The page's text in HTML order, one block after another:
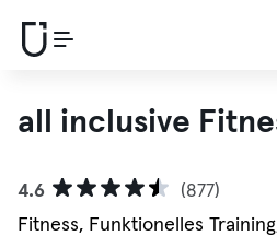
all inclusive
4.6
(877)
Fitness, Funktionelles